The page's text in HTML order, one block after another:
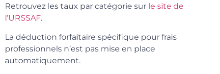
Retrouvez les taux par catégorie sur le site de
l’URSSAF.
La déduction forfaitaire spécifique pour frais
professionnels n’est pas mise en place
automatiquement.